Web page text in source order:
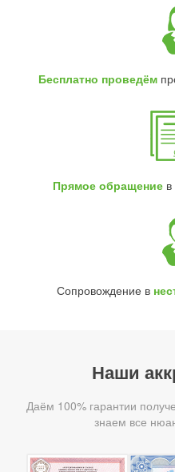
Бесплатно проведём
Прямое обращениев
Сопровождение в
Наши
Даём 100% гарантии
знаем все